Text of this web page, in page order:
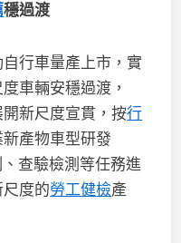
穩過渡
行車量產上市，實
車輛安穩過渡，
開新尺度宣貫，按行
產物車型研發
查驗檢測等任務進
度的勞工健檢產